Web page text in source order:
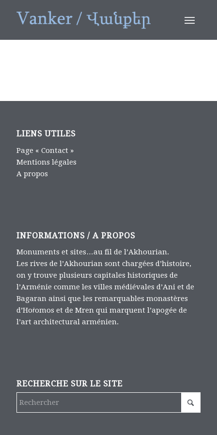
LIENS UTILES
Page « Contact »
Mentions légales
A propos
INFORMATIONS / A PROPOS
Monuments et sites…au fil de l’Akhourian.
Les rives de l’Akhourian sont chargées d’histoire,
on y trouve plusieurs capitales historiques de
l’Arménie comme les villes médiévales d’Ani et de
Bagaran ainsi que les remarquables monastères
d’Hoṙomos et de Mren qui marquent l’apogée de
l’art architectural arménien.
RECHERCHE SUR LE SITE